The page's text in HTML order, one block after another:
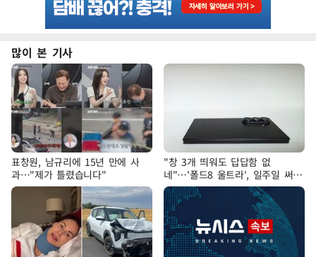
많이 본 기사
표창원, 남규리에 15년 만에 사
과…"제가 틀렸습니다"
"창 3개 띄워도 답답함 없
네"…'폴드8 울트라', 일주일 써보
니